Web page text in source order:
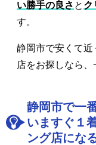
い勝手の良さ と ク
す。
静岡市で安くて
店をお探しなら
静岡市で一
いますぐ１
ング店にな